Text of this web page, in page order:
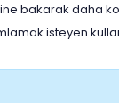
bakarak daha
isteyen